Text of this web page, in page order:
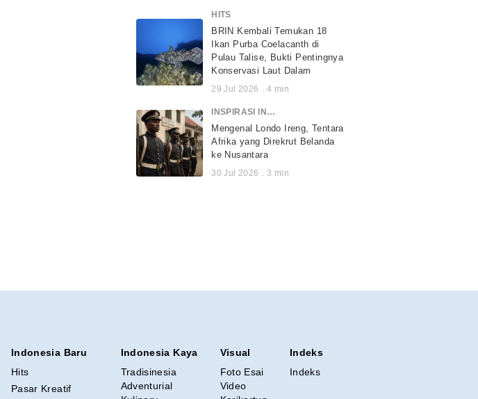
HITS
BRIN Kembali Temukan 18
Ikan Purba Coelacanth di
Pulau Talise, Bukti Pentingnya
Konservasi Laut Dalam
29 Jul 2026 . 4 min
INSPIRASI INDONESIA
Mengenal Londo Ireng, Tentara
Afrika yang Direkrut Belanda
ke Nusantara
30 Jul 2026 . 3 min
Indonesia Baru
Hits
Pasar Kreatif
Indonesia Kaya
Tradisinesia
Adventurial
Visual
Foto Esai
Video
Indeks
Indeks